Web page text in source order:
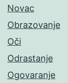
Novac
Obrazovanje
Oči
Odrastanje
Ogovaranje